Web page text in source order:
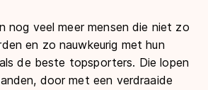
nog veel meer mensen die niet zo
en zo nauwkeurig met hun
de beste topsporters. Die lopen
door met een verdraaide